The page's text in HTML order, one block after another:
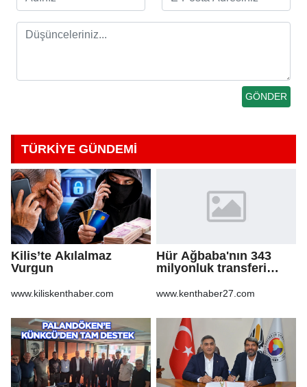
TÜRKİYE GÜNDEMİ
Kilis’te Akılalmaz
Vurgun
www.kiliskenthaber.com
Hür Ağbaba'nın 343
milyonluk transferi
Ağbaba'ya milyonlar
www.kenthaber27.com